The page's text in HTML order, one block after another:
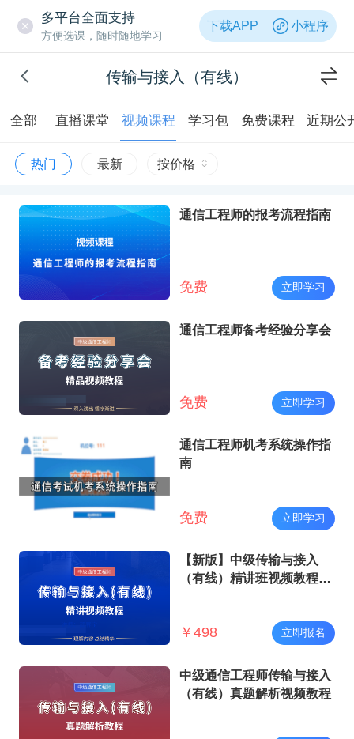
多平台全面支持
方便选课，随时随地学习
下载APP 小程序
传输与接入（有线）
全部 直播课堂 视频课程 学习包 免费课程 近期公
热门 最新 按价格
通信工程师的报考流程指南
免费 立即学习
通信工程师备考经验分享会
免费 立即学习
通信工程师机考系统操作指
南
免费 立即学习
【新版】中级传输与接入
（有线）精讲班视频教程
￥ 498 立即报名
中级通信工程师传输与接入
（有线）真题解析视频教程